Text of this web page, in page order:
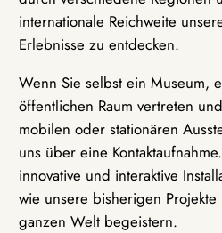
internationale Reichweite
Erlebnisse zu entdecken.
Wenn Sie selbst ein Museum,
öffentlichen Raum vertreten
mobilen oder stationären
uns über eine
innovative und interaktive
wie unsere bisherigen
ganzen Welt begeistern.